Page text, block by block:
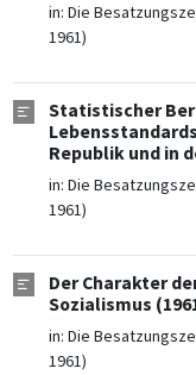
in: Die
1961)
Statistischer
Republik und in
in: Die
1961)
Der Charakter
Sozialismus
in: Die
1961)